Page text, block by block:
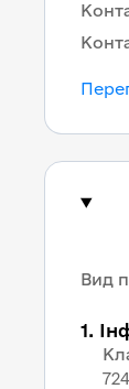
Вид
1.